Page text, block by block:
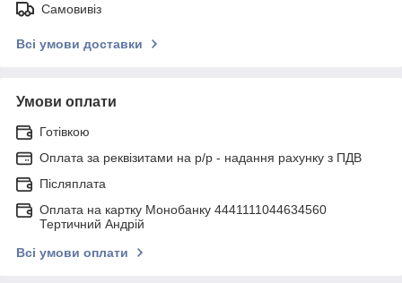
Самовивіз
Всі умови доставки
Умови оплати
Готівкою
Оплата за реквізитами на р/р - надання рахунку з ПДВ
Післяплата
Оплата на картку Монобанку 4441111044634560
Тертичний Андрій
Всі умови оплати